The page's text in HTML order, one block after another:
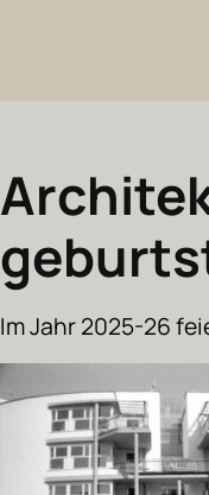
Im Jahr 2025-26